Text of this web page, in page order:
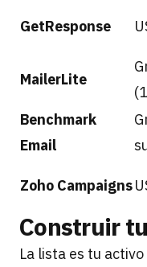
GetResponse
MailerLite
Benchmark
Email
Zoho Campaigns
Construir
La lista es tu